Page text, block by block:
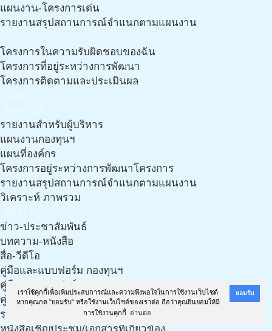
เราใช้คุกกี้เพื่อเพิ่มประสบการณ์และความพึงพอใจในการใช้งานเว็บไซต์
หากคุณกด "ยอมรับ" หรือใช้งานเว็บไซต์ของเราต่อ ถือว่าคุณยินยอมให้มี
การใช้งานคุกกี้
อ่านต่อ
ยอมรับ
แผนงาน-โครงการเด่น
รายงานสรุปสถานการณ์จำแนกตามแผนงาน
โครงการในความรับผิดชอบของฉัน
โครงการที่อยู่ระหว่างการพัฒนา
โครงการติดตามและประเมินผล
รายงานสำหรับผู้บริหาร
แผนงานกองทุนฯ
แผนที่องค์กร
โครงการอยู่ระหว่างการพัฒนาโครงการ
รายงานสรุปสถานการณ์จำแนกตามแผนงาน
วิเคราะห์ ภาพรวม
ข่าว-ประชาสัมพันธ์
บทความ-หนังสือ
สื่อ-วีดีโอ
คู่มือและแบบฟอร์ม กองทุนฯ
คู่มือและแบบฟอร์ม กองทุนฯ (งาน LTC)
คู่มือ เอกสารฯ และแนวทางการทำแผนฯ จากทีมวิชาการ
รวมเอกสารเกี่ยวกับประกาศ ฉบับใหม่ ปี 61
หนังสือเชิญประชุม/เอกสารที่เกี่ยวข้อง